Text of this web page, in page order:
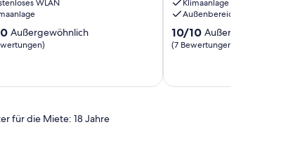
WLAN
Außergewöhnlich
BoziuKlimaanlage
Außenbereich
10.0
von
10/10
(7 Bewertungen)
für die Miete: 18 Jahre